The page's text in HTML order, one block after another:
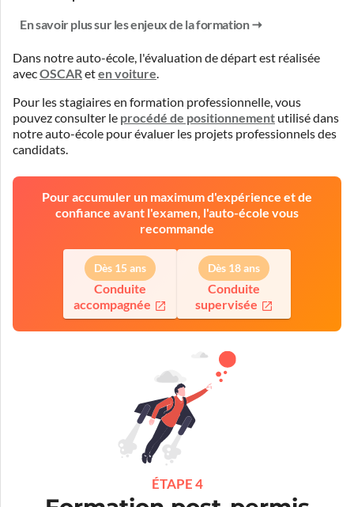
En savoir plus sur les enjeux de la formation
Dans notre auto-école, l'évaluation de départ est réalisée
avecOSCAReten voiture.
Pour les stagiaires en formation professionnelle, vous
pouvez consulter le procédé de positionnement utilisé dans
notre auto-école pour évaluer les projets professionnels des
candidats.
Pour accumuler un maximum d'expérience et de
confiance avant l'examen, l'auto-école vous
recommande
Dès 15 ans
Conduite
accompagnée
Dès 18 ans
Conduite
supervisée
ÉTAPE 4